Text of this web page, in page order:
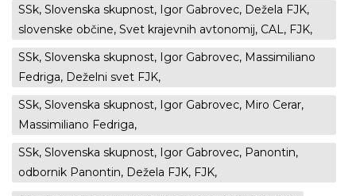
SSk, Slovenska skupnost, Igor Gabrovec, Dežela FJK,
slovenske občine, Svet krajevnih avtonomij, CAL, FJK,
SSk, Slovenska skupnost, Igor Gabrovec, Massimiliano
Fedriga, Deželni svet FJK,
SSk, Slovenska skupnost, Igor Gabrovec, Miro Cerar,
Massimiliano Fedriga,
SSk, Slovenska skupnost, Igor Gabrovec, Panontin,
odbornik Panontin, Dežela FJK, FJK,